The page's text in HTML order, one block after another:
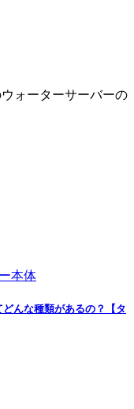
ォーターサーバーの
本体
どんな種類があるの？【タ